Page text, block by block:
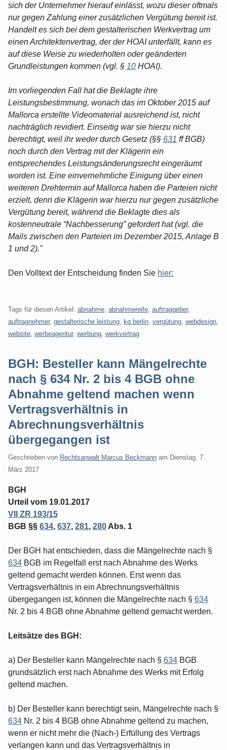
sich der Unternehmer hierauf einlässt, wozu dieser oftmals
nur gegen Zahlung einer zusätzlichen Vergütung bereit ist.
Handelt es sich bei dem gestalterischen Werkvertrag um
einen Architektenvertrag, der der HOAI unterfällt, kann es
auf diese Weise zu wiederholten oder geänderten
Grundleistungen kommen (vgl. § 10 HOAI).
Im vorliegenden Fall hat die Beklagte ihre
Leistungsbestimmung, wonach das im Oktober 2015 auf
Mallorca erstellte Videomaterial ausreichend ist, nicht
nachträglich revidiert. Einseitig war sie hierzu nicht
berechtigt, weil ihr weder durch Gesetz (§§ 631 ff BGB)
noch durch den Vertrag mit der Klägerin ein
entsprechendes Leistungsänderungsrecht eingeräumt
worden ist. Eine einvernehmliche Einigung über einen
weiteren Drehtermin auf Mallorca haben die Parteien nicht
erzielt, denn die Klägerin war hierzu nur gegen zusätzliche
Vergütung bereit, während die Beklagte dies als
kostenneutrale “Nachbesserung” gefordert hat (vgl. die
Mails zwischen den Parteien im Dezember 2015, Anlage B
1 und 2)."
Den Volltext der Entscheidung finden Sie hier:
Tags für diesen Artikel: abnahme abnahmereife auftraggeber,
auftragnehmer, gestalterische leistung kg berlin vergütung webdesign
website werbeagentur, werbung werkvertrag
BGH: Besteller kann Mängelrechte
nach § 634 Nr. 2 bis 4 BGB ohne
Abnahme geltend machen wenn
Vertragsverhältnis in
Abrechnungsverhältnis
übergegangen ist
Geschrieben von Rechtsanwalt Marcus Beckmann am Dienstag, 7.
März 2017
BGH
Urteil vom 19.01.2017
VII ZR 193/15
BGB §§ 634, 637, 281, 280 Abs. 1
Der BGH hat entschieden, dass die Mängelrechte nach §
634 BGB im Regelfall erst nach Abnahme des Werks
geltend gemacht werden können. Erst wenn das
Vertragsverhältnis in ein Abrechnungsverhältnis
übergegangen ist, können die Mängelrechte nach § 634
Nr. 2 bis 4 BGB ohne Abnahme geltend gemacht werden.
Leitsätze des BGH:
a) Der Besteller kann Mängelrechte nach § 634 BGB
grundsätzlich erst nach Abnahme des Werks mit Erfolg
geltend machen.
b) Der Besteller kann berechtigt sein, Mängelrechte nach §
634 Nr. 2 bis 4 BGB ohne Abnahme geltend zu machen,
wenn er nicht mehr die (Nach-) Erfüllung des Vertrags
verlangen kann und das Vertragsverhältnis in